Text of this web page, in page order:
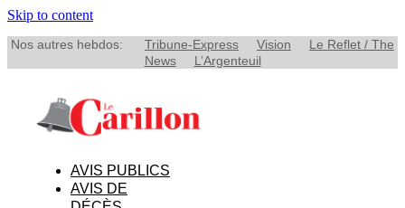
Skip to content
Nos autres hebdos: Tribune-Express Vision
Le Reflet / The
News
L’Argenteuil
AVIS PUBLICS
AVIS DE